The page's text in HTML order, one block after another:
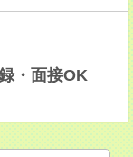
・面接OK